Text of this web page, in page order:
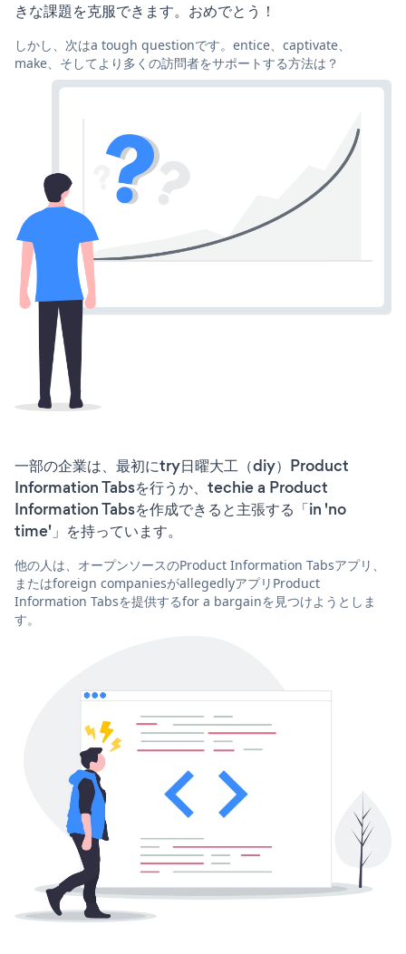
きな課題を克服できます。おめでとう！
しかし、次はa tough questionです。entice、captivate、
make、そしてより多くの訪問者をサポートする方法は？
一部の企業は、最初にtry日曜大工（diy）Product
Information Tabsを行うか、techie a Product
Information Tabsを作成できると主張する「in 'no
time'」を持っています。
他の人は、オープンソースのProduct Information Tabsアプリ、
またはforeign companiesがallegedlyアプリProduct
Information Tabsを提供するfor a bargainを見つけようとしま
す。